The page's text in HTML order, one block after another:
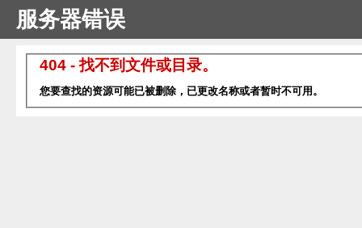
服务器错误
404 - 找不到文件或目录。
您要查找的资源可能已被删除，已更改名称或者暂时不可用。